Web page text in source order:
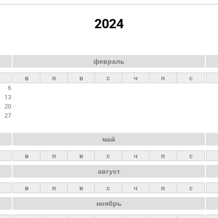
2024
6
13
20
27
февраль
в п в с ч п с
май
в п в с ч п с
август
в п в с ч п с
ноябрь